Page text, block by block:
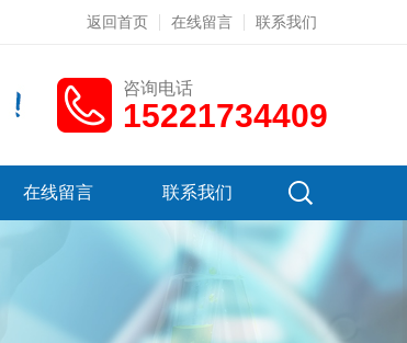
返回首页 在线留言 联系我们
咨询电话
15221734409
在线留言 联系我们